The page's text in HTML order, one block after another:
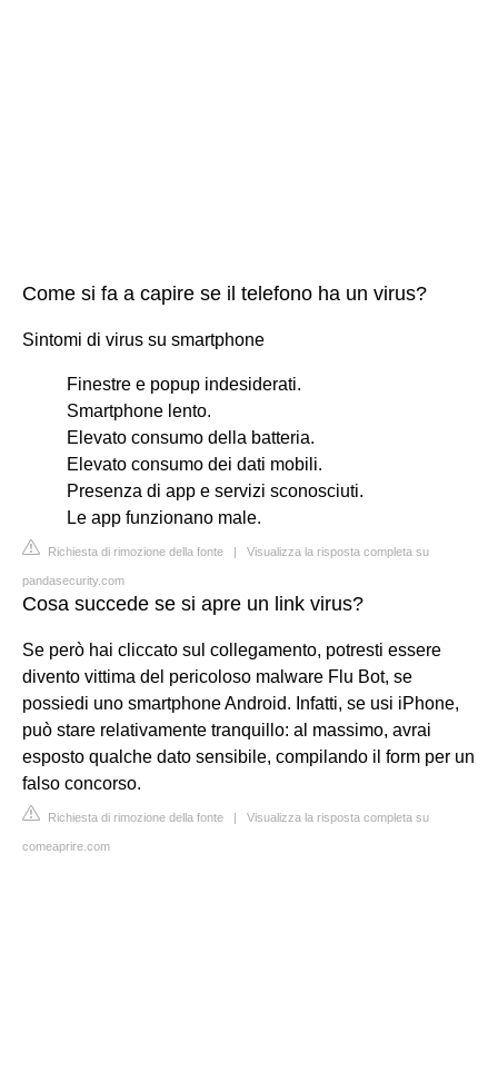
Come si fa a capire se il telefono ha un virus?
Sintomi di virus su smartphone
Finestre e popup indesiderati.
Smartphone lento.
Elevato consumo della batteria.
Elevato consumo dei dati mobili.
Presenza di app e servizi sconosciuti.
Le app funzionano male.
Richiesta di rimozione della fonte | Visualizza la risposta completa su
pandasecurity.com
Cosa succede se si apre un link virus?
Se però hai cliccato sul collegamento, potresti essere
divento vittima del pericoloso malware Flu Bot, se
possiedi uno smartphone Android. Infatti, se usi iPhone,
può stare relativamente tranquillo: al massimo, avrai
esposto qualche dato sensibile, compilando il form per un
falso concorso.
Richiesta di rimozione della fonte | Visualizza la risposta completa su
comeaprire.com